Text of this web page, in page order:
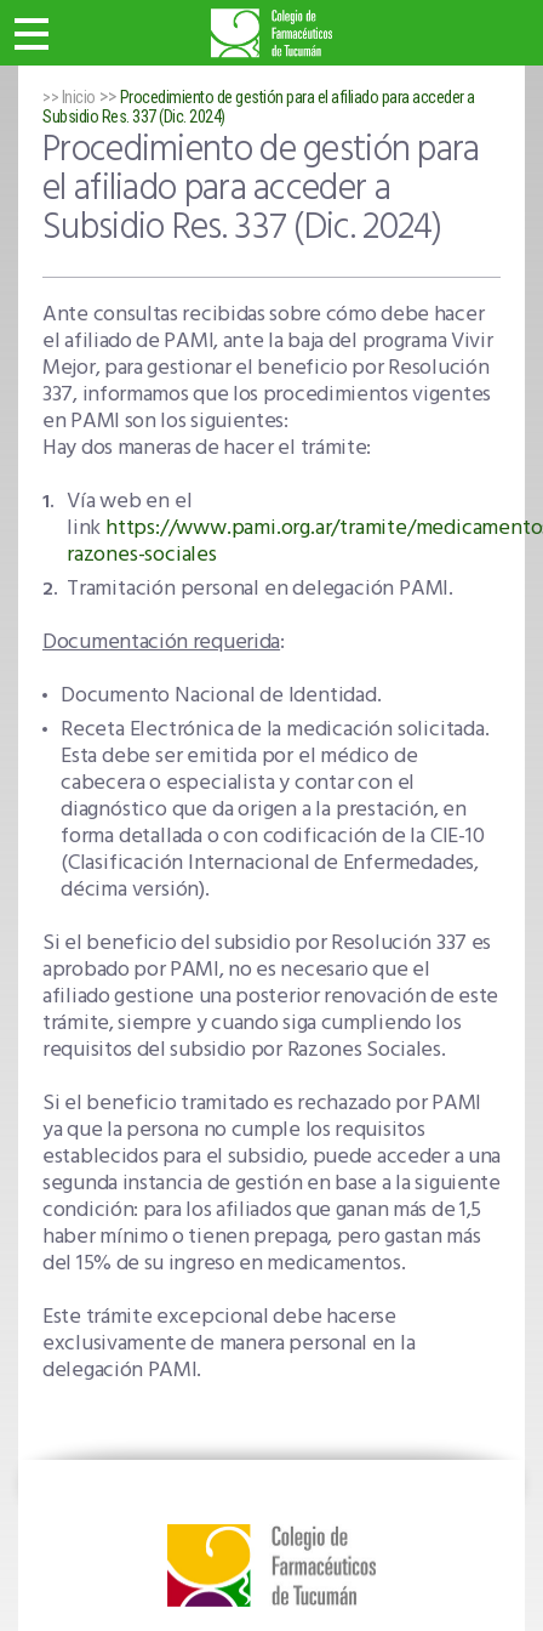
>> Inicio >> Procedimiento de gestión para el afiliado para acceder a
Subsidio Res. 337 (Dic. 2024)
Procedimiento de gestión para
el afiliado para acceder a
Subsidio Res. 337 (Dic. 2024)
Ante consultas recibidas sobre cómo debe hacer
el afiliado de PAMI, ante la baja del programa Vivir
Mejor, para gestionar el beneficio por Resolución
337, informamos que los procedimientos vigentes
en PAMI son los siguientes:
Hay dos maneras de hacer el trámite:
Vía web en el
linkhttps://www.pami.org.ar/tramite/
razones-sociales
Tramitación personal en delegación PAMI.
Documentación requerida:
Documento Nacional de Identidad.
Receta Electrónica de la medicación solicitada.
Esta debe ser emitida por el médico de
cabecera o especialista y contar con el
diagnóstico que da origen a la prestación, en
forma detallada o con codificación de la CIE-10
(Clasificación Internacional de Enfermedades,
décima versión).
Si el beneficio del subsidio por Resolución 337 es
aprobado por PAMI, no es necesario que el
afiliado gestione una posterior renovación de este
trámite, siempre y cuando siga cumpliendo los
requisitos del subsidio por Razones Sociales.
Si el beneficio tramitado es rechazado por PAMI
ya que la persona no cumple los requisitos
establecidos para el subsidio, puede acceder a una
segunda instancia de gestión en base a la siguiente
condición: para los afiliados que ganan más de 1,5
haber mínimo o tienen prepaga, pero gastan más
del 15% de su ingreso en medicamentos.
Este trámite excepcional debe hacerse
exclusivamente de manera personal en la
delegación PAMI.